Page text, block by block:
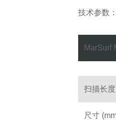
技术参数
MarSurf
扫描长
尺寸